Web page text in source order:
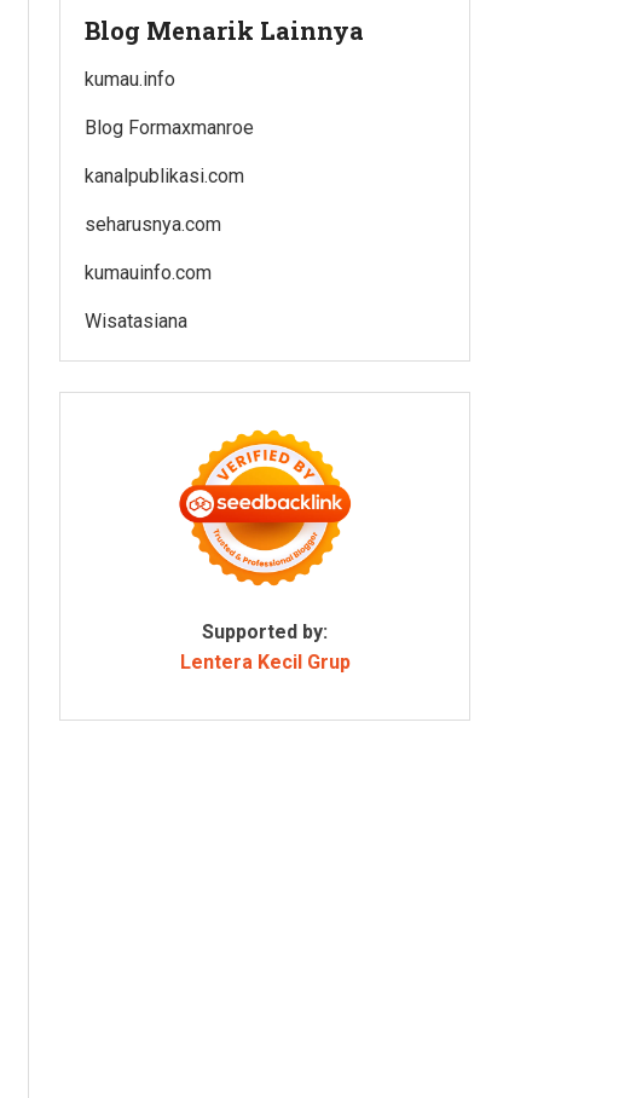
Blog Menarik Lainnya
kumau.info
Blog Formaxmanroe
kanalpublikasi.com
seharusnya.com
kumauinfo.com
Wisatasiana
Supported by:
Lentera Kecil Grup